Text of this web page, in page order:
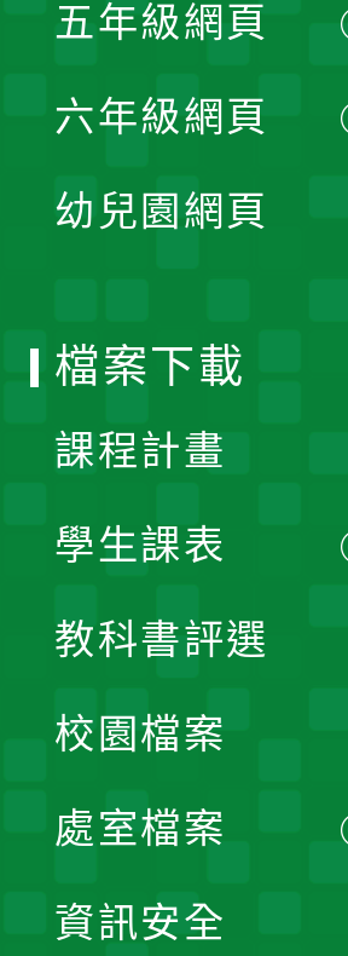
五年級網頁
六年級網頁
幼兒園網頁
檔案下載
課程計畫
學生課表
教科書評選
校園檔案
處室檔案
資訊安全